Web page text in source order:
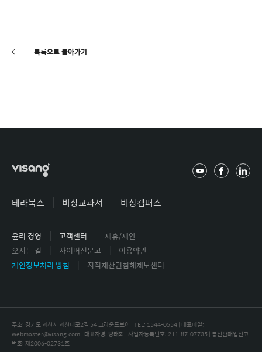
목록으로 돌아가기
테라북스 비상교과서 비상캠퍼스
윤리 경영 고객센터
제휴/제안
오시는 길
사이버신문고
이용약관
개인정보처리 방침
지적재산권침해제보센터
유
페
링
주소: 경기도 과천시 과천대로2길 54 그라운드브이 | TEL: 1544-0554 | 대표메일:
webmaster@visang.com | 대표자명: 양태회 | 사업자등록번호: 211-87-07735 | 통신판매업신고
번호: 제2006-02731호